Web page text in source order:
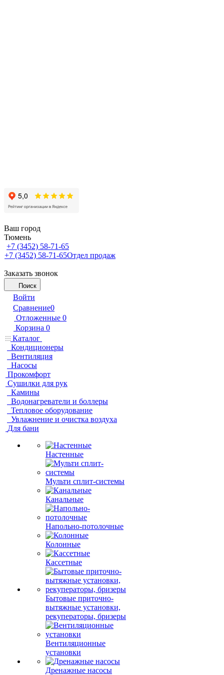
Ваш город
Тюмень
+7 (3452) 58-71-65
+7 (3452) 58-71-65Отдел продаж
Заказать звонок
Поиск
Войти
Сравнение0
Отложенные 0
Корзина 0
Каталог
Кондиционеры
Вентиляция
Насосы
Прокомфорт
Сушилки для рук
Камины
Водонагреватели и боллеры
Тепловое оборудование
Увлажнение и очистка воздуха
Для бани
Настенные
Мульти сплит-системы
Канальные
Напольно-потолочные
Колонные
Кассетные
Бытовые приточно-
вытяжные установки,
рекуператоры, бризеры
Вентиляционные
установки
Дренажные насосы